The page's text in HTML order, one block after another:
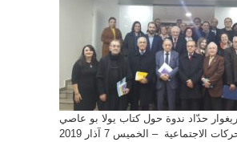
حدّاد ندوة حول كتاب يولا بو عاصي
طنوس والحركات الاجتماعية – الخميس 7 آذار 2019